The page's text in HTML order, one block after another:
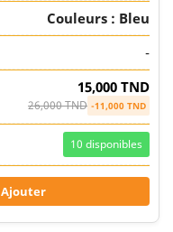
Couleurs : Bleu
-
15,000 TND
26,000 TND -11,000 TND
10 disponibles
Ajouter